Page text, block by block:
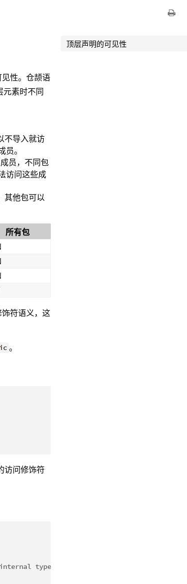
性。仓颉语
元素时不同
不导入就访
。
员，不同包
访问这些成
其他包可以
所有包
符语义，这
。
访问修饰符
type C.
顶层声明的可见性